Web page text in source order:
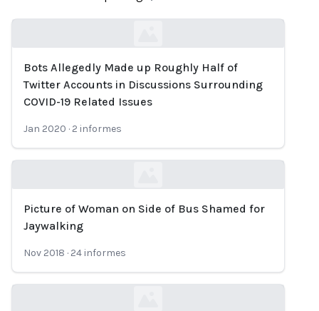
Loading...
Bots Allegedly Made up Roughly Half of
Twitter Accounts in Discussions Surrounding
COVID-19 Related Issues
Jan 2020 · 2 informes
Loading...
Picture of Woman on Side of Bus Shamed for
Jaywalking
Nov 2018 · 24 informes